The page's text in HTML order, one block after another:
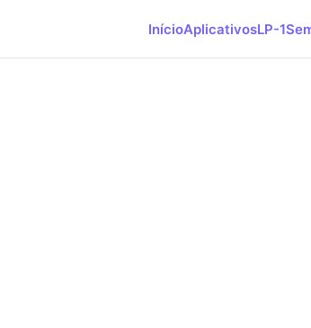
InícioAplicativosLP-1